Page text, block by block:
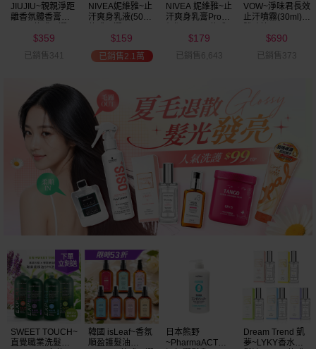
JIUJIU~親親淨距
離香氛體香膏
$359
已銷售341
NIVEA妮維雅~止
汗爽身乳液(50ml)
$159
已銷售2.1萬
NIVEA 妮維雅~止
汗爽身乳膏Pro升
$179
已銷售6,643
VOW~淨味君長效
止汗噴霧(30ml)
$690
已銷售373
SWEET TOUCH~
直覺職業洗髮精
韓國 isLeaf~香氛
順盈護髮油
日本熊野
~PharmaACT無
Dream Trend 凱
夢~LYKY香水護